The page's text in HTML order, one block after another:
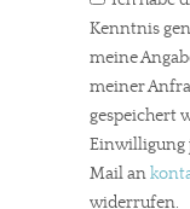
Dir
meinesuedstadt.de
Werbung. Beide
stark
Solltest Du unsere
Kenntnis
meine
meiner
gespeichert
Einwilligung
Mail an
widerrufen.